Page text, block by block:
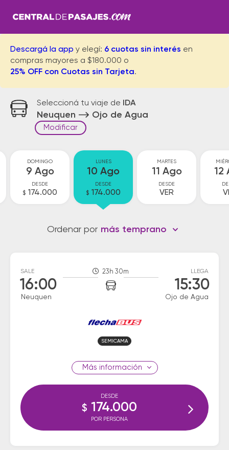
Descargá la app y elegí: 6 cuotas sin interés en
compras mayores a $180.000 o
25% OFF con Cuotas sin Tarjeta.
Seleccioná tu viaje de IDA
Neuquen Ojo de Agua
Modificar
DOMINGO
9 Ago
DESDE
$ 174.000
LUNES
10 Ago
DESDE
$ 174.000
MARTES
11 Ago
DESDE
VER
12
Ordenar por más temprano
SALE
16:00
Neuquen
23h 30m LLEGA
15:30
Ojo de Agua
SEMICAMA
información
DESDE
$ 174.000
POR PERSONA